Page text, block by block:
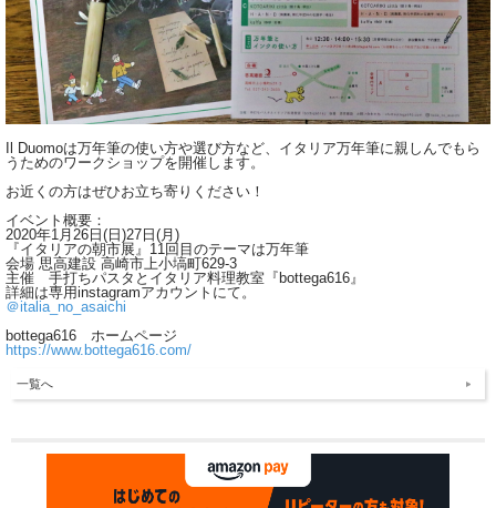
Il Duomoは万年筆の使い方や選び方など、イタリア万年筆に親しんでもら
うためのワークショップを開催します。
お近くの方はぜひお立ち寄りください！
イベント概要：
2020年1月26日(日)27日(月)
『イタリアの朝市展』11回目のテーマは万年筆
会場 思高建設 高崎市上小塙町629-3
主催 手打ちパスタとイタリア料理教室『bottega616』
詳細は専用instagramアカウントにて。
＠italia_no_asaichi
bottega616 ホームページ
https://www.bottega616.com/
一覧へ